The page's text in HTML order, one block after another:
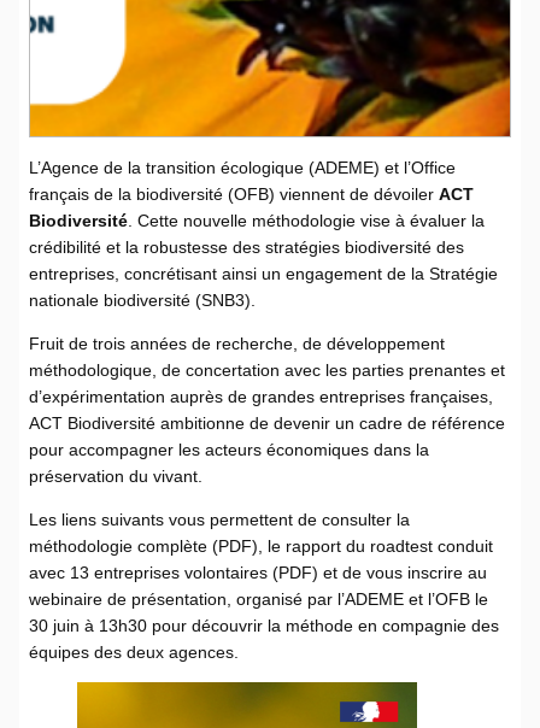
L’Agence de la transition écologique (ADEME) et l’Office
français de la biodiversité (OFB) viennent de dévoiler ACT
Biodiversité . Cette nouvelle méthodologie vise à évaluer la
crédibilité et la robustesse des stratégies biodiversité des
entreprises, concrétisant ainsi un engagement de la Stratégie
nationale biodiversité (SNB3).
Fruit de trois années de recherche, de développement
méthodologique, de concertation avec les parties prenantes et
d’expérimentation auprès de grandes entreprises françaises,
ACT Biodiversité ambitionne de devenir un cadre de référence
pour accompagner les acteurs économiques dans la
préservation du vivant.
Les liens suivants vous permettent de consulter la
méthodologie complète (PDF), le rapport du roadtest conduit
avec 13 entreprises volontaires (PDF) et de vous inscrire au
webinaire de présentation, organisé par l’ADEME et l’OFB le
30 juin à 13h30 pour découvrir la méthode en compagnie des
équipes des deux agences.